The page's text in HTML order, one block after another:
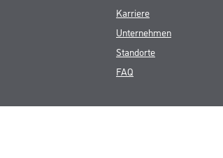
Karriere
Unternehmen
Standorte
FAQ